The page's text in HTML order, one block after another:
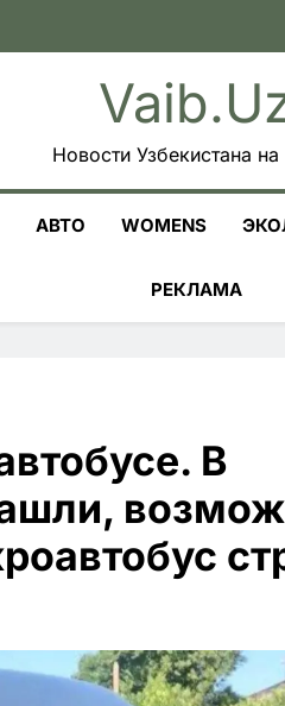
Новости Узбекистана
АВТО WOMENS
РЕКЛАМА
В